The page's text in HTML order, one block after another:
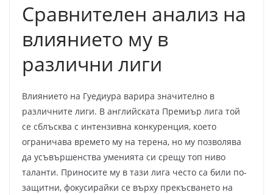
Сравнителен анализ на
влиянието му в
различни лиги
Влиянието на Гуедиура варира значително в
различните лиги. В английската Премиър лига той
се сблъсква с интензивна конкуренция, което
ограничава времето му на терена, но му позволява
да усъвършенства уменията си срещу топ ниво
таланти. Приносите му в тази лига често са били по-
защитни, фокусирайки се върху прекъсването на